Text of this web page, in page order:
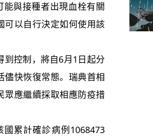
與接種者出現血栓有關
可以自行決定如何使用該
控制，將自6月1日起分
儘快恢復常態。瑞典首相
眾應繼續採取相應防疫措
累計確診病例1068473